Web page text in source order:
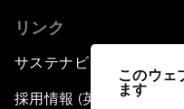
このウェ
ます
リンク
サステナビリティへの取
採用情報 (英語のみ)